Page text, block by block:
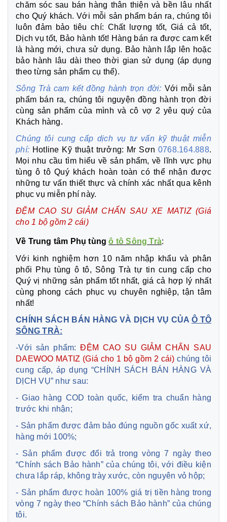
chăm sóc sau bán hàng thân thiện và bền lâu nhất
cho Quý khách. Với mỗi sản phẩm bán ra, chúng tôi
luôn đảm bảo tiêu chí: Chất lượng tốt, Giá cả tốt,
Dịch vụ tốt, Bảo hành tốt! Hàng bán ra được cam kết
là hàng mới, chưa sử dụng. Bảo hành lắp lên hoặc
bảo hành lâu dài theo thời gian sử dụng (áp dụng
theo từng sản phẩm cụ thể).
Sông Trà cam kết đồng hành trọn đời: Với mỗi sản
phẩm bán ra, chúng tôi nguyện đồng hành trọn đời
cùng sản phẩm của mình và cô vợ 2 yêu quý của
Khách hàng.
Chúng tôi cung cấp dịch vụ tư vấn kỹ thuật miễn
phí: Hotline Kỹ thuật trưởng: Mr Sơn 0768.164.888.
Mọi nhu cầu tìm hiểu về sản phẩm, về lĩnh vực phụ
tùng ô tô Quý khách hoàn toàn có thể nhận được
những tư vấn thiết thực và chính xác nhất qua kênh
phục vụ miễn phí này.
ĐỆM CAO SU GIẢM CHẤN SAU XE MATIZ (Giá
cho 1 bộ gồm 2 cái)
Về Trung tâm Phụ tùngô tô Sông Trà:
Với kinh nghiệm hơn 10 năm nhập khẩu và phân
phối Phụ tùng ô tô, Sông Trà tự tin cung cấp cho
Quý vị những sản phẩm tốt nhất, giá cả hợp lý nhất
cùng phong cách phục vụ chuyên nghiệp, tận tâm
nhất!
CHÍNH SÁCH BÁN HÀNG VÀ DỊCH VỤ CỦA Ô TÔ
SÔNG TRÀ:
-Với sản phẩm:ĐỆM CAO SU GIẢM CHẤN SAU
DAEWOO MATIZ (Giá cho 1 bộ gồm 2 cái)chúng tôi
cung cấp, áp dụng “CHÍNH SÁCH BÁN HÀNG VÀ
DỊCH VỤ” như sau:
- Giao hàng COD toàn quốc, kiểm tra chuẩn hàng
trước khi nhận;
- Sản phẩm được đảm bảo đúng nguồn gốc xuất xứ,
hàng mới 100%;
- Sản phẩm được đổi trả trong vòng 7 ngày theo
“Chính sách Bảo hành” của chúng tôi, với điều kiện
chưa lắp ráp, không trày xước, còn nguyên vỏ hộp;
- Sản phẩm được hoàn 100% giá trị tiền hàng trong
vòng 7 ngày theo “Chính sách Bảo hành” của chúng
tôi.